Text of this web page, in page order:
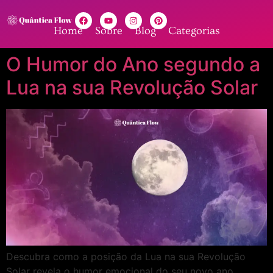
Home Sobre Blog Categorias
O Humor do Ano segundo a
Lua na sua Revolução Solar
Descubra como a posição da Lua na sua Revolução